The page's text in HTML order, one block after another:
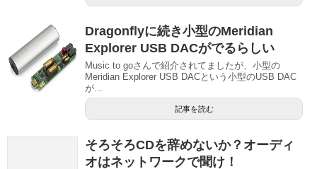
Dragonflyに続き小型のMeridian
Explorer USB DACがでるらしい
Music to goさんで紹介されてましたが、小型の
Meridian Explorer USB DACという小型のUSB DAC
が...
記事を読む
そろそろCDを辞めないか？オーディ
オはネットワークで聞け！